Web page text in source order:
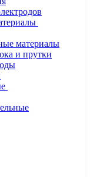
материалы
и прутки